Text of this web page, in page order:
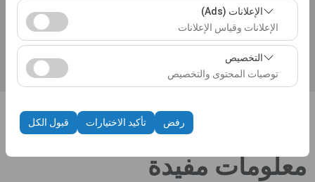
تتيح لنا ملفات تعريف الارتباط هذه تحليل كيفية استخدام موقعنا
(عدد الزوار، الصفحات الأكثر زيارة، سلوك المستخدمين).
تُستخدم هذه البيانات لقياس أداء الموقع وتحسين تجربة
المستخدم بشكل مستمر.
الإعلانات (Ads)
الإعلانات وقياس الإعلانات
تتيح لنا ملفات تعريف الارتباط هذه عرض إعلانات مخصصة
تتناسب مع اهتماماتك وقياس فعالية حملاتنا الإعلانية (عدد مرات
الظهور، معدل النقر).
التخصيص
توصيات المحتوى والتخصيص
تجربتك على المنصة من خلال حفظ إعدادات واجهة المستخدم،
وتفضيلات اللغة، والإعدادات الأخرى.
رفض تأكيد الاختيارات قبول الكل
معلومات مفيدة
معلومات مفيدة